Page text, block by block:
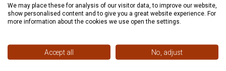
Nyelv -
Részletes leírás Kapcsolódó linkek Vélemények
We may place these for analysis of our visitor data, to improve our website,
show personalised content and to give you a great website experience. For
more information about the cookies we use open the settings.
Accept all No, adjust